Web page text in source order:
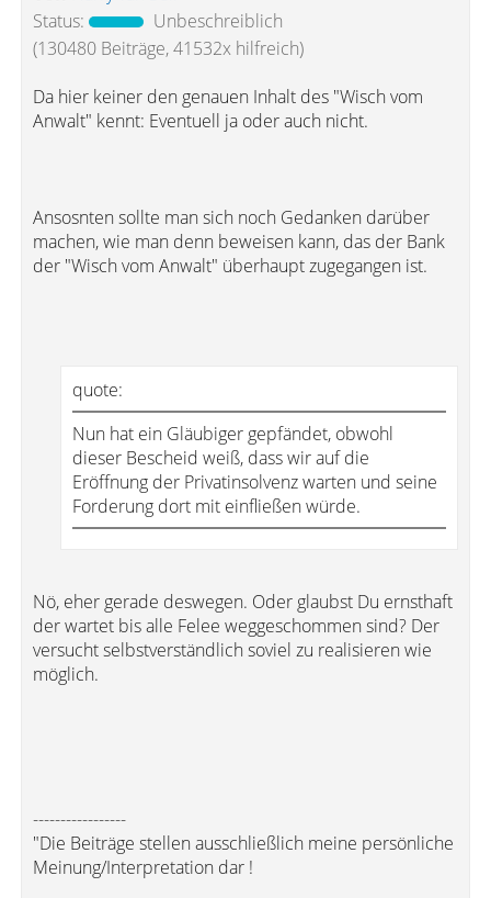
Status:
Unbeschreiblich
(130480 Beiträge, 41532x hilfreich)
Da hier keiner den genauen Inhalt des "Wisch vom
Anwalt" kennt: Eventuell ja oder auch nicht.
Ansosnten sollte man sich noch Gedanken darüber
machen, wie man denn beweisen kann, das der Bank
der "Wisch vom Anwalt" überhaupt zugegangen ist.
quote:
Nun hat ein Gläubiger gepfändet, obwohl
dieser Bescheid weiß, dass wir auf die
Eröffnung der Privatinsolvenz warten und seine
Forderung dort mit einfließen würde.
Nö, eher gerade deswegen. Oder glaubst Du ernsthaft
der wartet bis alle Felee weggeschommen sind? Der
versucht selbstverständlich soviel zu realisieren wie
möglich.
-----------------
"Die Beiträge stellen ausschließlich meine persönliche
Meinung/Interpretation dar !